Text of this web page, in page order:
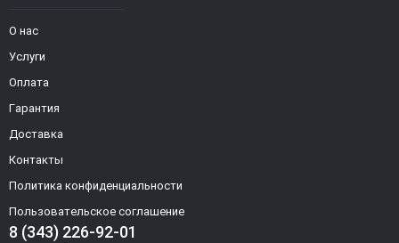
О нас
Услуги
Оплата
Гарантия
Доставка
Контакты
Политика конфиденциальности
Пользовательское соглашение
8 (343) 226-92-01